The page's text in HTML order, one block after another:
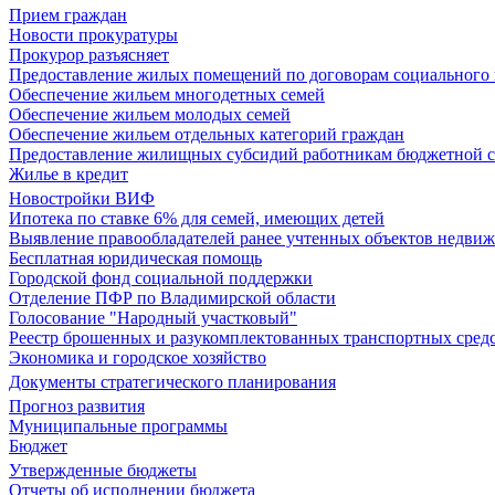
Прием граждан
Новости прокуратуры
Прокурор разъясняет
Предоставление жилых помещений по договорам социального
Обеспечение жильем многодетных семей
Обеспечение жильем молодых семей
Обеспечение жильем отдельных категорий граждан
Предоставление жилищных субсидий работникам бюджетной
Жилье в кредит
Новостройки ВИФ
Ипотека по ставке 6% для семей, имеющих детей
Выявление правообладателей ранее учтенных объектов
Бесплатная юридическая помощь
Городской фонд социальной поддержки
Отделение ПФР по Владимирской области
Голосование "Народный участковый"
Реестр брошенных и разукомплектованных транспортных
Экономика и городское хозяйство
Документы стратегического планирования
Прогноз развития
Муниципальные программы
Бюджет
Утвержденные бюджеты
Отчеты об исполнении бюджета